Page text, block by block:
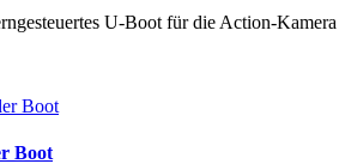
U-Boot für die Action-
Boot